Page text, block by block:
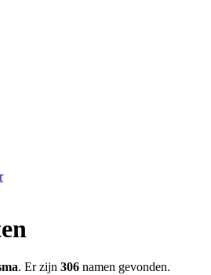
. Er zijn 306 namen gevonden.